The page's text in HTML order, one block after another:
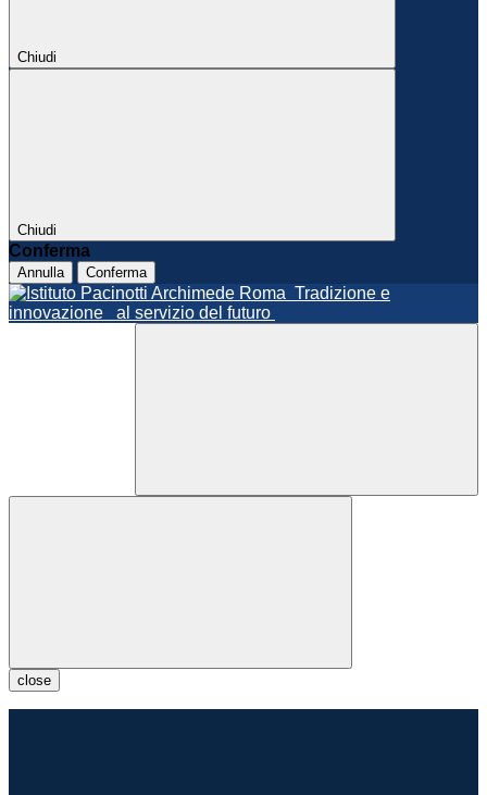
Chiudi
Chiudi
Conferma
Annulla Conferma
Roma Tradizione e
innovazione
al servizio del futuro
close